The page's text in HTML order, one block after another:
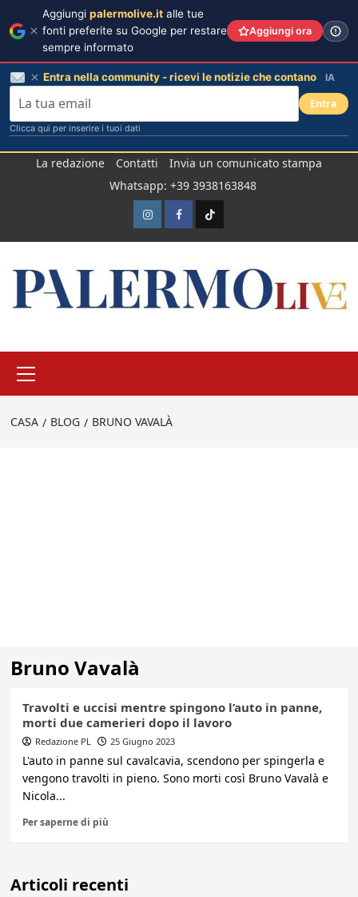
La redazione Contatti
Invia un comunicato stampa
Whatsapp: +39 3938163848
InstagramFacebook
TikTok
principale
CASA BLOG BRUNO VAVALÀ
Bruno Vavalà
Travolti e uccisi mentre spingono l’auto in panne,
morti due camerieri dopo il lavoro
Redazione PL 25 Giugno 2023
L'auto in panne sul cavalcavia, scendono per spingerla e
vengono travolti in pieno. Sono morti così Bruno Vavalà e
Nicola...
Per saperne di più
Articoli recenti
Aggiungi palermolive.it alle tue
fonti preferite su Google per restare
sempre informato
Aggiungi ora
Entra nella community - ricevi le notizie che contano IA
Entra
Clicca qui per inserire i tuoi dati